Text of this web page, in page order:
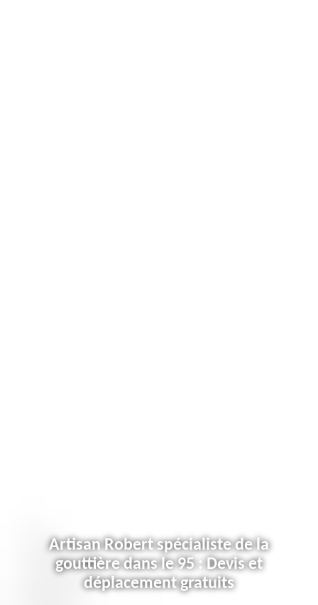
Artisan Robert spécialiste de la
gouttière dans le 95 : Devis et
déplacement gratuits